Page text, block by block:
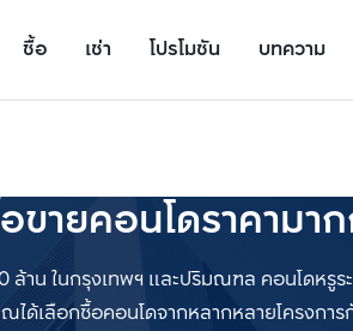
ซื้อ เช่า โปรโมชัน บทความ
ายคอนโดราคามาก
ล้าน ในกรุงเทพฯ และปริมณฑล คอนโดห
ได้เลือกซื้อคอนโดจากหลากหลายโครงกา